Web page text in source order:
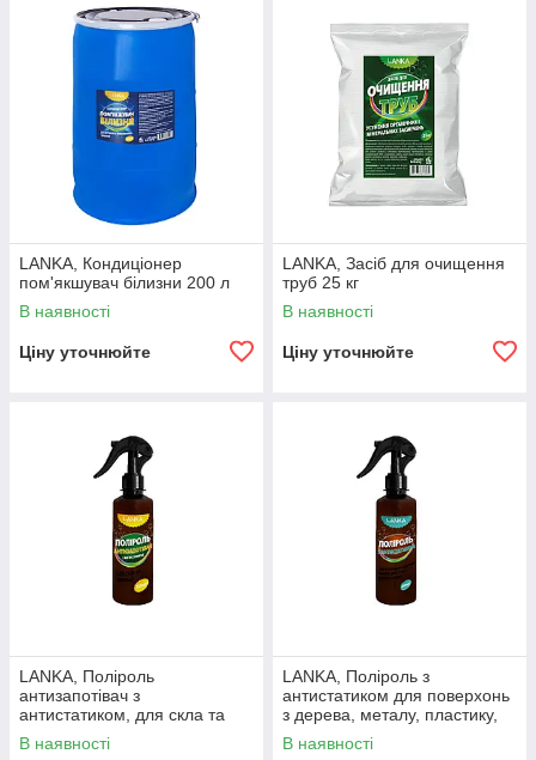
LANKA, Кондиціонер
пом'якшувач білизни 200 л
В наявності
Ціну уточнюйте
LANKA, Засіб для очищення
труб 25 кг
В наявності
Ціну уточнюйте
LANKA, Поліроль
антизапотівач з
антистатиком, для скла та
дзеркал 250 мл
В наявності
LANKA, Поліроль з
антистатиком для поверхонь
з дерева, металу, пластику,
каменю, шкіри 250 мл
В наявності